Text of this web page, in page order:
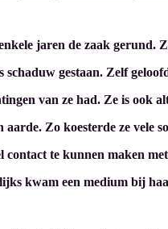
jaren de zaak gerund.
gestaan. Zelf
van ze had. Ze is ook
aarde. Zo koesterde ze
contact te kunnen maken
kwam een medium bij